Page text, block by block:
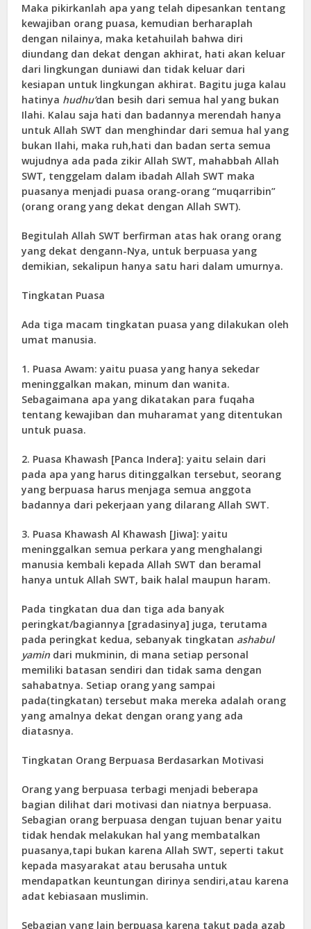
Maka pikirkanlah apa yang telah dipesankan tentang
kewajiban orang puasa, kemudian berharaplah
dengan nilainya, maka ketahuilah bahwa diri
diundang dan dekat dengan akhirat, hati akan keluar
dari lingkungan duniawi dan tidak keluar dari
kesiapan untuk lingkungan akhirat. Bagitu juga kalau
hatinya hudhu’dan besih dari semua hal yang bukan
Ilahi. Kalau saja hati dan badannya merendah hanya
untuk Allah SWT dan menghindar dari semua hal yang
bukan Ilahi, maka ruh,hati dan badan serta semua
wujudnya ada pada zikir Allah SWT, mahabbah Allah
SWT, tenggelam dalam ibadah Allah SWT maka
puasanya menjadi puasa orang-orang “muqarribin”
(orang orang yang dekat dengan Allah SWT).
Begitulah Allah SWT berfirman atas hak orang orang
yang dekat dengann-Nya, untuk berpuasa yang
demikian, sekalipun hanya satu hari dalam umurnya.
Tingkatan Puasa
Ada tiga macam tingkatan puasa yang dilakukan oleh
umat manusia.
1. Puasa Awam: yaitu puasa yang hanya sekedar
meninggalkan makan, minum dan wanita.
Sebagaimana apa yang dikatakan para fuqaha
tentang kewajiban dan muharamat yang ditentukan
untuk puasa.
2. Puasa Khawash [Panca Indera]: yaitu selain dari
pada apa yang harus ditinggalkan tersebut, seorang
yang berpuasa harus menjaga semua anggota
badannya dari pekerjaan yang dilarang Allah SWT.
3. Puasa Khawash Al Khawash [Jiwa]: yaitu
meninggalkan semua perkara yang menghalangi
manusia kembali kepada Allah SWT dan beramal
hanya untuk Allah SWT, baik halal maupun haram.
Pada tingkatan dua dan tiga ada banyak
peringkat/bagiannya [gradasinya] juga, terutama
pada peringkat kedua, sebanyak tingkatan ashabul
yamin dari mukminin, di mana setiap personal
memiliki batasan sendiri dan tidak sama dengan
sahabatnya. Setiap orang yang sampai
pada(tingkatan) tersebut maka mereka adalah orang
yang amalnya dekat dengan orang yang ada
diatasnya.
Tingkatan Orang Berpuasa Berdasarkan Motivasi
Orang yang berpuasa terbagi menjadi beberapa
bagian dilihat dari motivasi dan niatnya berpuasa.
Sebagian orang berpuasa dengan tujuan benar yaitu
tidak hendak melakukan hal yang membatalkan
puasanya,tapi bukan karena Allah SWT, seperti takut
kepada masyarakat atau berusaha untuk
mendapatkan keuntungan dirinya sendiri,atau karena
adat kebiasaan muslimin.
Sebagian yang lain berpuasa karena takut pada azab